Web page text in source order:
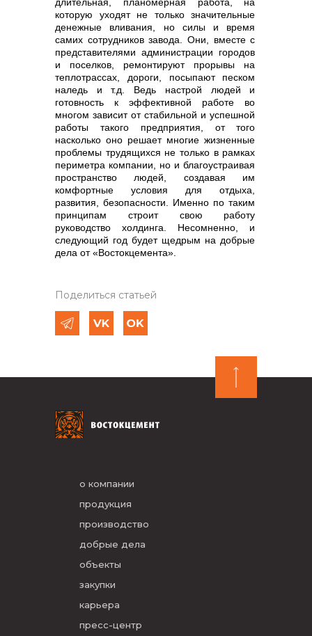
которую уходят не только значительные
денежные вливания, но силы и время
самих сотрудников завода. Они, вместе с
представителями администрации городов
и поселков, ремонтируют прорывы на
теплотрассах, дороги, посыпают песком
наледь и т.д. Ведь настрой людей и
готовность к эффективной работе во
многом зависит от стабильной и успешной
работы такого предприятия, от того
насколько оно решает многие жизненные
проблемы трудящихся не только в рамках
периметра компании, но и благоустраивая
пространство людей, создавая им
комфортные условия для отдыха,
развития, безопасности. Именно по таким
принципам строит свою работу
руководство холдинга. Несомненно, и
следующий год будет щедрым на добрые
дела от «Востокцемента».
Поделиться статьей
о компании
продукция
производство
добрые дела
объекты
закупки
карьера
пресс-центр